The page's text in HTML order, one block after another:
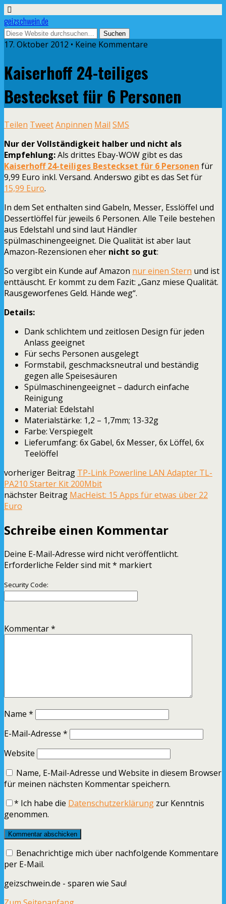
geizschwein.de
17. Oktober 2012 • Keine Kommentare
Kaiserhoff 24-teiliges
Besteckset für 6 Personen
Teilen TweetAnpinnen Mail SMS
Nur der Vollständigkeit halber und nicht als
Empfehlung:Als drittes Ebay-WOW gibt es das
Kaiserhoff 24-teiliges Besteckset für 6 Personen für
9,99 Euro inkl. Versand. Anderswo gibt es das Set für
15,99 Euro.
In dem Set enthalten sind Gabeln, Messer, Esslöffel und
Dessertlöffel für jeweils 6 Personen. Alle Teile bestehen
aus Edelstahl und sind laut Händler
spülmaschinengeeignet. Die Qualität ist aber laut
Amazon-Rezensionen eher nicht so gut:
So vergibt ein Kunde auf Amazon nur einen Stern und ist
enttäuscht. Er kommt zu dem Fazit: „Ganz miese Qualität.
Rausgeworfenes Geld. Hände weg“.
Details:
Dank schlichtem und zeitlosen Design für jeden
Anlass geeignet
Für sechs Personen ausgelegt
Formstabil, geschmacksneutral und beständig
gegen alle Speisesäuren
Spülmaschinengeeignet – dadurch einfache
Reinigung
Material: Edelstahl
Materialstärke: 1,2 – 1,7mm; 13-32g
Farbe: Verspiegelt
Lieferumfang: 6x Gabel, 6x Messer, 6x Löffel, 6x
Teelöffel
vorheriger Beitrag TP-Link Powerline LAN Adapter TL-
PA210 Starter Kit 200Mbit
nächster Beitrag MacHeist: 15 Apps für etwas über 22
Euro
Schreibe einen Kommentar
Deine E-Mail-Adresse wird nicht veröffentlicht.
Erforderliche Felder sind mit* markiert
Security Code:
Kommentar*
Name *
E-Mail-Adresse *
Website
Name, E-Mail-Adresse und Website in diesem Browser
für meinen nächsten Kommentar speichern.
* Ich habe die Datenschutzerklärung zur Kenntnis
genommen.
Benachrichtige mich über nachfolgende Kommentare
per E-Mail.
geizschwein.de - sparen wie Sau!